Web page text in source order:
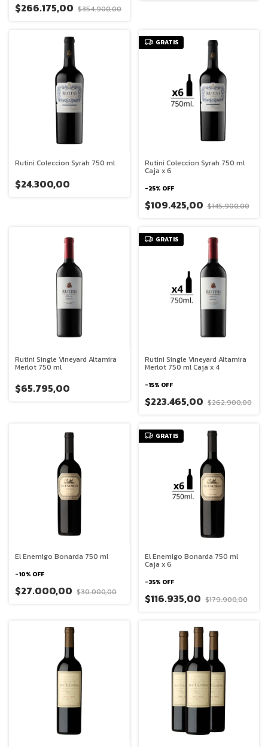
$266.175,00 $354.900,00
Rutini Coleccion Syrah 750 ml
$24.300,00
GRATIS
Rutini Coleccion Syrah 750 ml
Caja x 6
-25% OFF
$109.425,00 $145.900,00
Rutini Single Vineyard Altamira
Merlot 750 ml
$65.795,00
GRATIS
Rutini Single Vineyard Altamira
Merlot 750 ml Caja x 4
-15% OFF
$223.465,00 $262.900,00
El Enemigo Bonarda 750 ml
-10% OFF
$27.000,00 $30.000,00
GRATIS
El Enemigo Bonarda 750 ml
Caja x 6
-35% OFF
$116.935,00 $179.900,00